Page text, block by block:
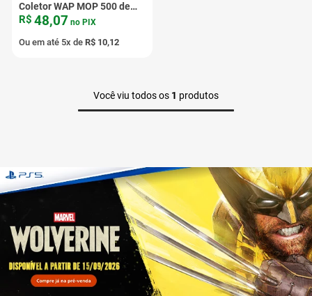
Coletor WAP MOP 500 de
0,5L Vermelho
R$ 48,07 no PIX
Ou em até 5x de R$ 10,12
Você viu todos os 1 produtos